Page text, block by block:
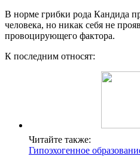
В норме грибки рода Кандида
человека, но никак себя не
провоцирующего фактора.
К последним относят:
Читайте также:
Гипоэхогенное